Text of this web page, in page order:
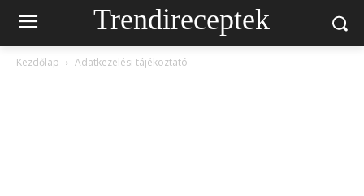
Trendireceptek
Kezdőlap Adatkezelési tájékoztató